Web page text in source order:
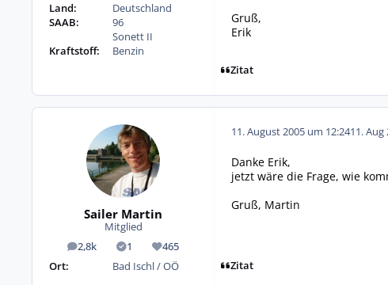
Land:
Deutschland
SAAB:
96
Sonett II
Kraftstoff:
Benzin
Gruß,
Erik
Zitat
Sailer Martin
Mitglied
2,8k
Beiträge 1
Lösungen465
Reputation
Ort:
Bad Ischl / OÖ
11. August 2005 um 12:2411. Aug
Danke Erik,
jetzt wäre die Frage, wie
Gruß, Martin
Zitat